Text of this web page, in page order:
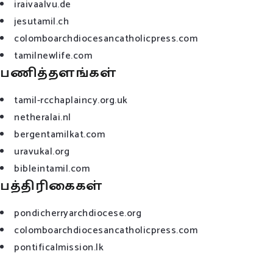
iraivaalvu.de
jesutamil.ch
colomboarchdiocesancatholicpress.com
tamilnewlife.com
பணித்தளங்கள்
tamil-rcchaplaincy.org.uk
netheralai.nl
bergentamilkat.com
uravukal.org
bibleintamil.com
பத்திரிகைகள்
pondicherryarchdiocese.org
colomboarchdiocesancatholicpress.com
pontificalmission.lk